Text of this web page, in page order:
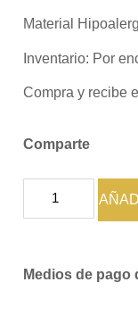
Material
Inventario: Por
Compra y recibe
Comparte
Medios de pago